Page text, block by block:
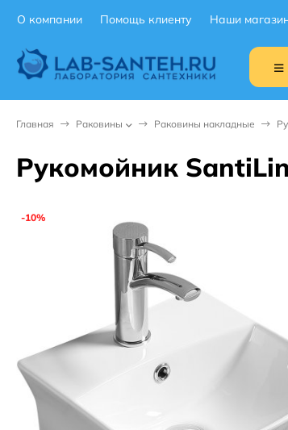
О компании Помощь клиенту Наши
Главная Раковины Раковины накладные
Рукомойник
-10%